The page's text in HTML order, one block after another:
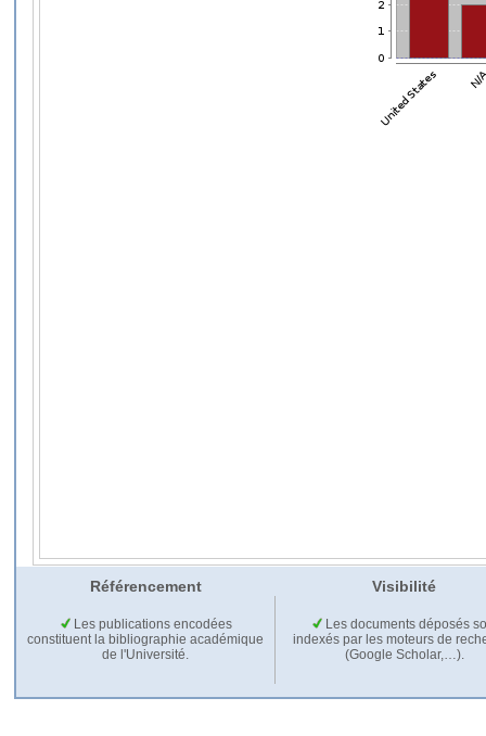
Référencement Visibilité
Les publications encodées
constituent la bibliographie académique
de l'Université.
Les documents déposés
indexés par les moteurs de
(Google Scholar,…).